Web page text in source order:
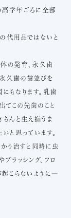
高学年ごろに全部
代用品ではないと
の発育、永久歯
久歯の歯並びを
もなります。乳歯
てこの先歯のこと
んと生え揃うま
と思っています。
り治すと同時に虫
ラッシング、フロ
こらないように一